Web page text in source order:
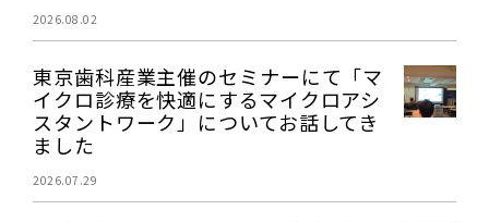
2026.08.02
東京歯科産業主催のセミナーにて「マ
イクロ診療を快適にするマイクロアシ
スタントワーク」についてお話してき
ました
2026.07.29